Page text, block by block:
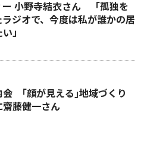
ー 小野寺結衣さん 「孤独を
ジオで、今度は私が誰かの居
」
会 ｢顔が見える｣地域づくり
藤健一さん